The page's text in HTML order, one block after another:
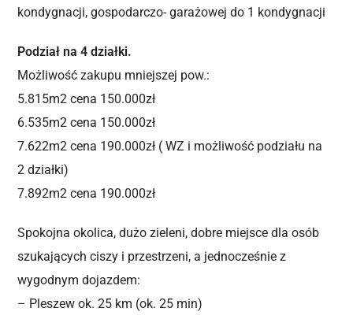
kondygnacji, gospodarczo- garażowej do 1 kondygnacji
Podział na 4 działki.
Możliwość zakupu mniejszej pow.:
5.815m2 cena 150.000zł
6.535m2 cena 150.000zł
7.622m2 cena 190.000zł ( WZ i możliwość podziału na
2 działki)
7.892m2 cena 190.000zł
Spokojna okolica, dużo zieleni, dobre miejsce dla osób
szukających ciszy i przestrzeni, a jednocześnie z
wygodnym dojazdem:
– Pleszew ok. 25 km (ok. 25 min)